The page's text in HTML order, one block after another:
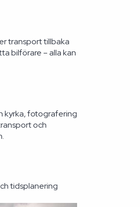
transport tillbaka
bilförare – alla kan
kyrka, fotografering
och
tidsplanering